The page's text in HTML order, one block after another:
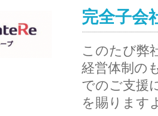
完全子会
このたび弊
経営体制の
でのご支援
を賜ります